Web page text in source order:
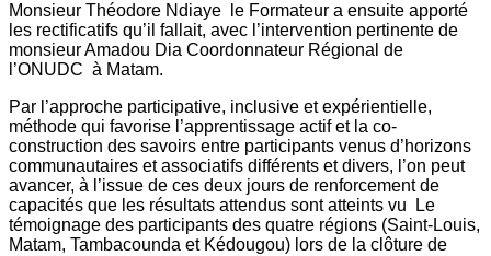
Monsieur Théodore Ndiaye le Formateur a ensuite apporté
les rectificatifs qu’il fallait, avec l’intervention pertinente de
monsieur Amadou Dia Coordonnateur Régional de
l’ONUDC à Matam.
Par l’approche participative, inclusive et expérientielle,
méthode qui favorise l’apprentissage actif et la co-
construction des savoirs entre participants venus d’horizons
communautaires et associatifs différents et divers, l’on peut
avancer, à l’issue de ces deux jours de renforcement de
capacités que les résultats attendus sont atteints vu Le
témoignage des participants des quatre régions (Saint-Louis,
Matam, Tambacounda et Kédougou) lors de la clôture de